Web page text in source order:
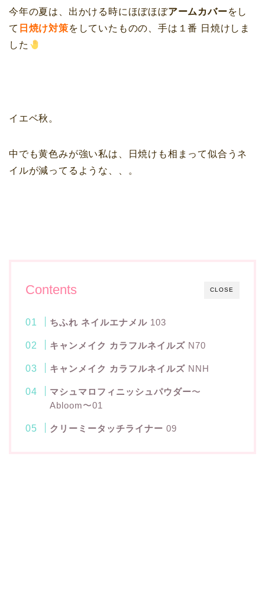
今年の夏は、出かける時にほぼほぼアームカバーをし
て 日焼け対策をしていたものの、手は１番 日焼けしま
した
イエベ秋。
中でも黄色みが強い私は、日焼けも相まって似合うネ
イルが減ってるような、、。
CLOSE
Contents
ちふれ ネイルエナメル 103
キャンメイク カラフルネイルズ N70
キャンメイク カラフルネイルズ NNH
マシュマロフィニッシュパウダー〜
Abloom〜01
クリーミータッチライナー 09